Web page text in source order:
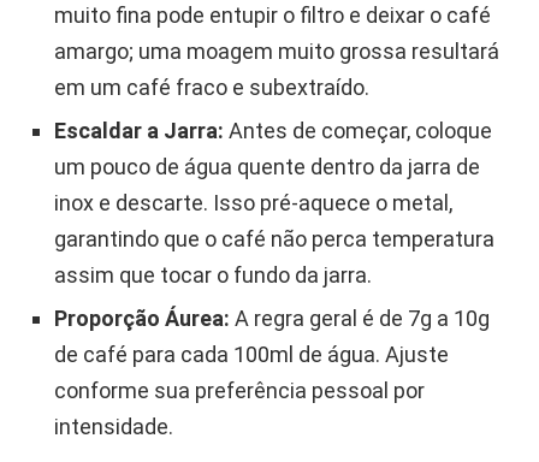
muito fina pode entupir o filtro e deixar o café
amargo; uma moagem muito grossa resultará
em um café fraco e subextraído.
Escaldar a Jarra: Antes de começar, coloque
um pouco de água quente dentro da jarra de
inox e descarte. Isso pré-aquece o metal,
garantindo que o café não perca temperatura
assim que tocar o fundo da jarra.
Proporção Áurea: A regra geral é de 7g a 10g
de café para cada 100ml de água. Ajuste
conforme sua preferência pessoal por
intensidade.